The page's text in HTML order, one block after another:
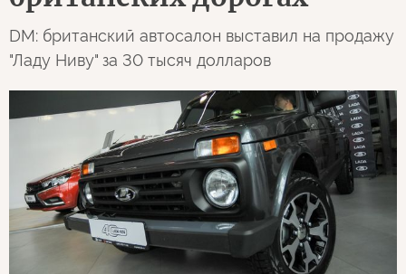
DM: британский автосалон выставил на продажу
"Ладу Ниву" за 30 тысяч долларов